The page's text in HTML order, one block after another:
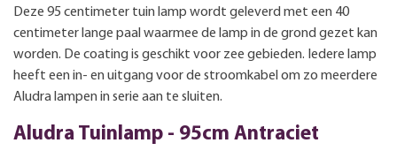
Deze 95 centimeter tuin lamp wordt geleverd met een 40
centimeter lange paal waarmee de lamp in de grond gezet kan
worden. De coating is geschikt voor zee gebieden. Iedere lamp
heeft een in- en uitgang voor de stroomkabel om zo meerdere
Aludra lampen in serie aan te sluiten.
Aludra Tuinlamp - 95cm Antraciet